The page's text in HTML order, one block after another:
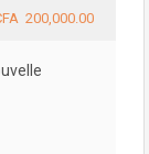
200,000.00